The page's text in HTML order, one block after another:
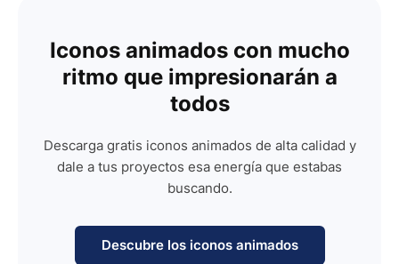
Iconos animados con mucho
ritmo que impresionarán a
todos
Descarga gratis iconos animados de alta calidad y
dale a tus proyectos esa energía que estabas
buscando.
Descubre los iconos animados